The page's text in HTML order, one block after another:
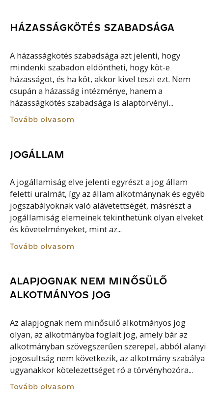
HÁZASSÁGKÖTÉS SZABADSÁGA
A házasságkötés szabadsága azt jelenti, hogy
mindenki szabadon eldöntheti, hogy köt-e
házasságot, és ha köt, akkor kivel teszi ezt. Nem
csupán a házasság intézménye, hanem a
házasságkötés szabadsága is alaptörvényi...
Tovább olvasom
JOGÁLLAM
A jogállamiság elve jelenti egyrészt a jog állam
feletti uralmát, így az állam alkotmánynak és egyéb
jogszabályoknak való alávetettségét, másrészt a
jogállamiság elemeinek tekinthetünk olyan elveket
és követelményeket, mint az...
Tovább olvasom
ALAPJOGNAK NEM MINŐSÜLŐ
ALKOTMÁNYOS JOG
Az alapjognak nem minősülő alkotmányos jog
olyan, az alkotmányba foglalt jog, amely bár az
alkotmányban szövegszerűen szerepel, abból alanyi
jogosultság nem következik, az alkotmány szabálya
ugyanakkor kötelezettséget ró a törvényhozóra...
Tovább olvasom